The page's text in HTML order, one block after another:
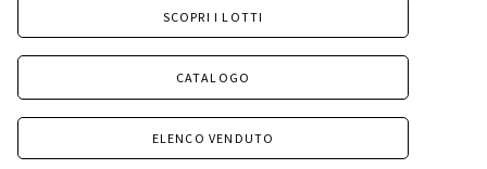
SCOPRI I LOTTI
CATALOGO
ELENCO VENDUTO